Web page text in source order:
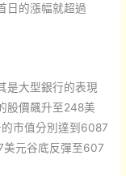
日的漲幅就超過
是大型銀行的表現
股價飆升至248美
市值分別達到6087
元谷底反彈至607